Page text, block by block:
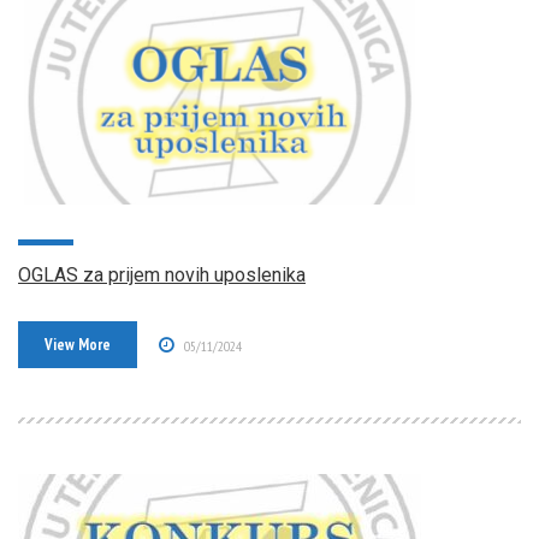
OGLAS za prijem novih uposlenika
View More 05/11/2024